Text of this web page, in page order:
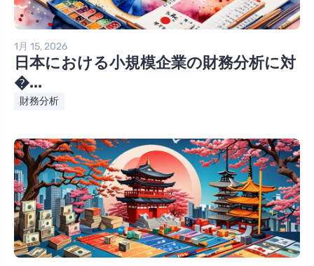
1月 15, 2026
日本における小規模企業の財務分析に対
�...
財務分析